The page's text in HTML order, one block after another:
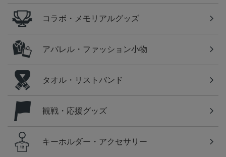
コラボ・メモリアルグッズ
アパレル・ファッション小物
タオル・リストバンド
観戦・応援グッズ
キーホルダー・アクセサリー